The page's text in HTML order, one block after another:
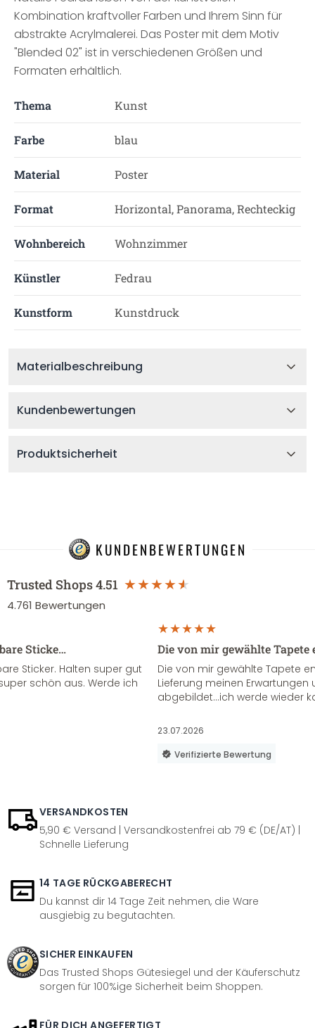
Kombination kraftvoller Farben und Ihrem Sinn für
abstrakte Acrylmalerei. Das Poster mit dem Motiv
"Blended 02" ist in verschiedenen Größen und
Formaten erhältlich.
Thema Kunst
Farbe blau
Material Poster
Format Horizontal, Panorama, Rechteckig
Wohnbereich Wohnzimmer
Künstler Fedrau
Kunstform Kunstdruck
Materialbeschreibung
Kundenbewertungen
Produktsicherheit
KUNDENBEWERTUNGEN
Trusted Shops4.51
4.761 Bewertungen
Sticke…
Sticker. Halten super gut
schön aus. Werde ich
Die von mir gewählte
Die von mir gewählte Tapete
Lieferung meinen Erwartungen
abgebildet...ich werde wieder
23.07.2026
Verifizierte Bewertung
VERSANDKOSTEN
5,90 € Versand | Versandkostenfrei ab 79 € (DE/AT) |
Schnelle Lieferung
14 TAGE RÜCKGABERECHT
Du kannst dir 14 Tage Zeit nehmen, die Ware
ausgiebig zu begutachten.
SICHER EINKAUFEN
Das Trusted Shops Gütesiegel und der Käuferschutz
sorgen für 100%ige Sicherheit beim Shoppen.
FÜR DICH ANGEFERTIGT